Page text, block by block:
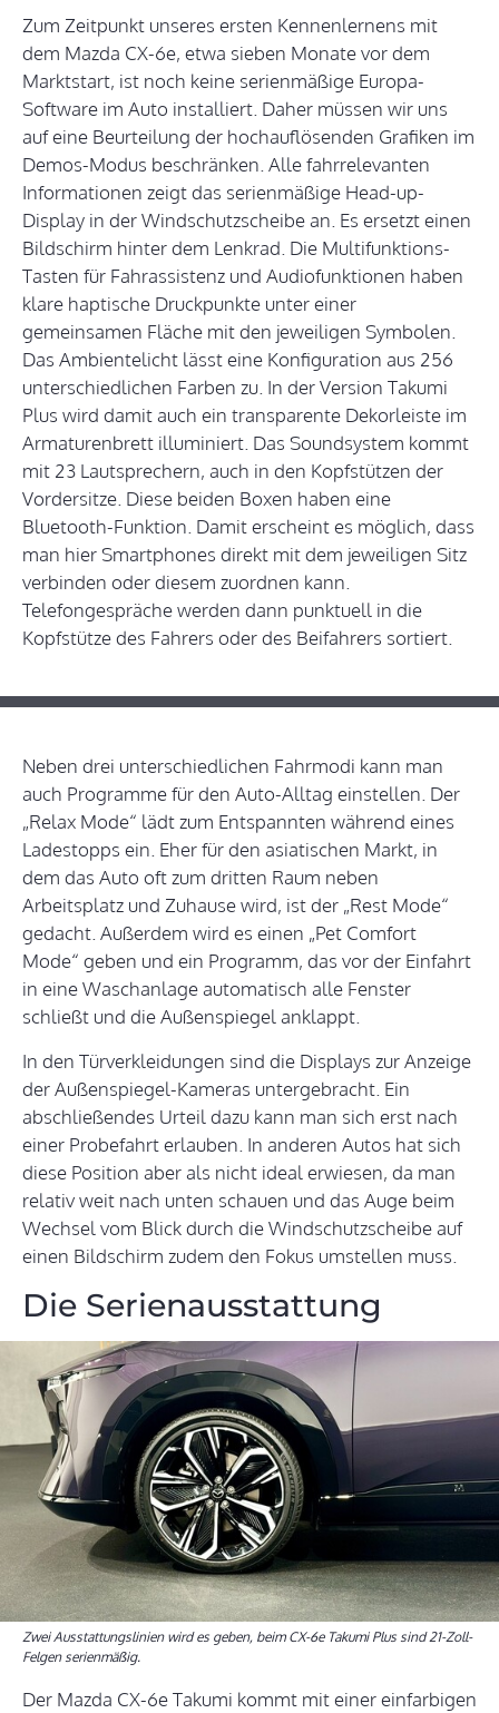
Zum Zeitpunkt unseres ersten Kennenlernens mit
dem Mazda CX-6e, etwa sieben Monate vor dem
Marktstart, ist noch keine serienmäßige Europa-
Software im Auto installiert. Daher müssen wir uns
auf eine Beurteilung der hochauflösenden Grafiken im
Demos-Modus beschränken. Alle fahrrelevanten
Informationen zeigt das serienmäßige Head-up-
Display in der Windschutzscheibe an. Es ersetzt einen
Bildschirm hinter dem Lenkrad. Die Multifunktions-
Tasten für Fahrassistenz und Audiofunktionen haben
klare haptische Druckpunkte unter einer
gemeinsamen Fläche mit den jeweiligen Symbolen.
Das Ambientelicht lässt eine Konfiguration aus 256
unterschiedlichen Farben zu. In der Version Takumi
Plus wird damit auch ein transparente Dekorleiste im
Armaturenbrett illuminiert. Das Soundsystem kommt
mit 23 Lautsprechern, auch in den Kopfstützen der
Vordersitze. Diese beiden Boxen haben eine
Bluetooth-Funktion. Damit erscheint es möglich, dass
man hier Smartphones direkt mit dem jeweiligen Sitz
verbinden oder diesem zuordnen kann.
Telefongespräche werden dann punktuell in die
Kopfstütze des Fahrers oder des Beifahrers sortiert.
Neben drei unterschiedlichen Fahrmodi kann man
auch Programme für den Auto-Alltag einstellen. Der
„Relax Mode“ lädt zum Entspannten während eines
Ladestopps ein. Eher für den asiatischen Markt, in
dem das Auto oft zum dritten Raum neben
Arbeitsplatz und Zuhause wird, ist der „Rest Mode“
gedacht. Außerdem wird es einen „Pet Comfort
Mode“ geben und ein Programm, das vor der Einfahrt
in eine Waschanlage automatisch alle Fenster
schließt und die Außenspiegel anklappt.
In den Türverkleidungen sind die Displays zur Anzeige
der Außenspiegel-Kameras untergebracht. Ein
abschließendes Urteil dazu kann man sich erst nach
einer Probefahrt erlauben. In anderen Autos hat sich
diese Position aber als nicht ideal erwiesen, da man
relativ weit nach unten schauen und das Auge beim
Wechsel vom Blick durch die Windschutzscheibe auf
einen Bildschirm zudem den Fokus umstellen muss.
Die Serienausstattung
Zwei Ausstattungslinien wird es geben, beim CX-6e Takumi Plus sind 21-Zoll-
Felgen serienmäßig.
Der Mazda CX-6e Takumi kommt mit einer einfarbigen